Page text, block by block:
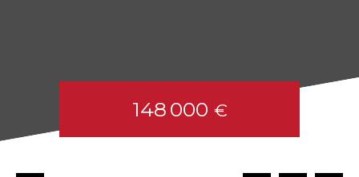
148 000 €